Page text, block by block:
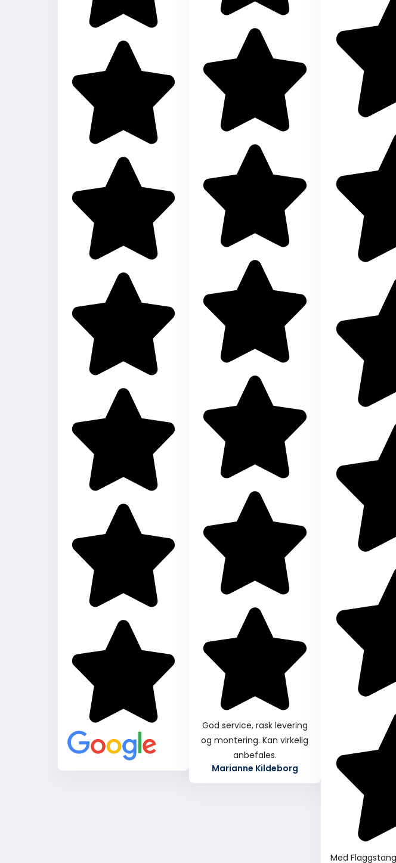
God service, rask levering
og montering. Kan virkelig
anbefales.
Marianne Kildeborg
Med